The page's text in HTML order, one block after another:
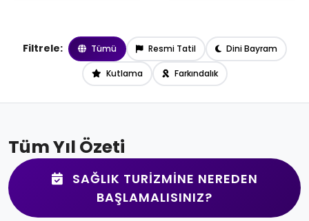
Filtrele: Tümü Resmi Tatil Dini Bayram
Kutlama Farkındalık
Tüm Yıl Özeti
SAĞLIK TURIZMINE NEREDEN
BAŞLAMALISINIZ?